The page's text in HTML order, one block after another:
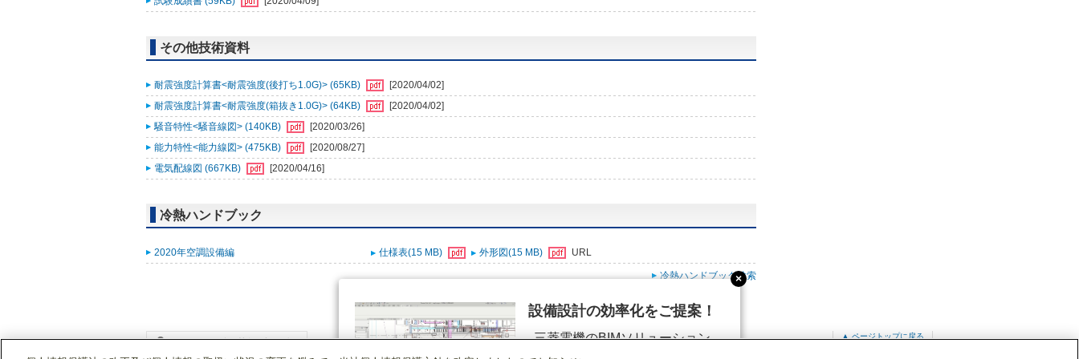
その他技術資料
耐震強度計算書<耐震強度(後打ち1.0G)> (65KB)
[2020/04/02]
耐震強度計算書<耐震強度(箱抜き1.0G)> (64KB)
[2020/04/02]
騒音特性<騒音線図> (140KB)
[2020/03/26]
能力特性<能力線図> (475KB)
[2020/08/27]
電気配線図 (667KB)
[2020/04/16]
冷熱ハンドブック
2020年空調設備編 仕様表(15 MB) 外形図(15 MB) URL
冷熱ハンドブック検索
▲ ページトップに戻る
設備設計の効率化をご提案！
三菱電機のBIMソリューション
（空調.換気.照明）